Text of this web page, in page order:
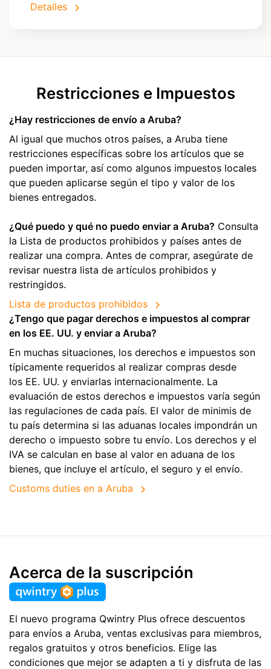
Detalles
Restricciones e Impuestos
¿Hay restricciones de envío a Aruba?
Al igual que muchos otros países, a Aruba tiene
restricciones específicas sobre los artículos que se
pueden importar, así como algunos impuestos locales
que pueden aplicarse según el tipo y valor de los
bienes entregados.
¿Qué puedo y qué no puedo enviar a Aruba? Consulta
la Lista de productos prohibidos y países antes de
realizar una compra. Antes de comprar, asegúrate de
revisar nuestra lista de artículos prohibidos y
restringidos.
Lista de productos prohibidos
¿Tengo que pagar derechos e impuestos al comprar
en los EE. UU. y enviar a Aruba?
En muchas situaciones, los derechos e impuestos son
típicamente requeridos al realizar compras desde
los EE. UU. y enviarlas internacionalmente. La
evaluación de estos derechos e impuestos varía según
las regulaciones de cada país. El valor de minimis de
tu país determina si las aduanas locales impondrán un
derecho o impuesto sobre tu envío. Los derechos y el
IVA se calculan en base al valor en aduana de los
bienes, que incluye el artículo, el seguro y el envío.
Customs duties en a Aruba
Acerca de la suscripción
El nuevo programa Qwintry Plus ofrece descuentos
para envíos a Aruba, ventas exclusivas para miembros,
regalos gratuitos y otros beneficios. Elige las
condiciones que mejor se adapten a ti y disfruta de las